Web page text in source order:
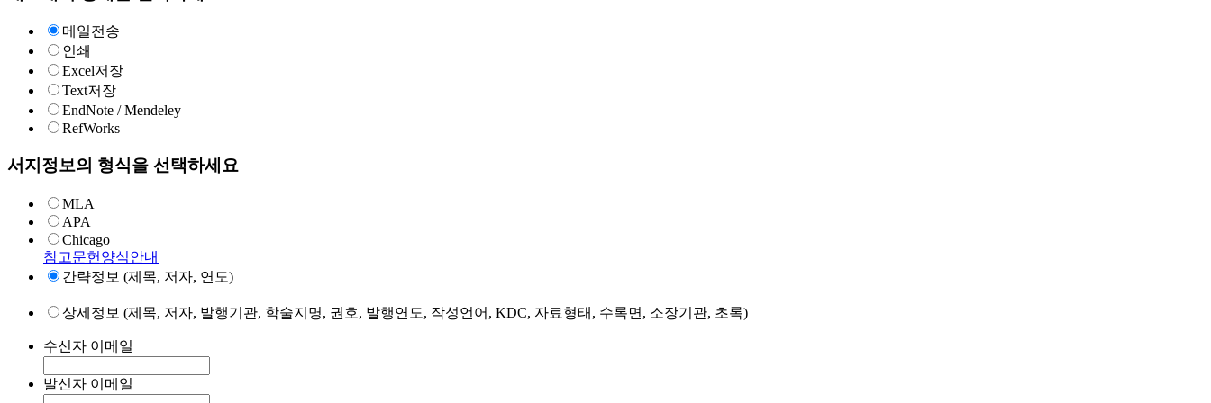
메일전송
인쇄
Excel저장
Text저장
EndNote / Mendeley
RefWorks
서지정보의 형식을 선택하세요
MLA
APA
Chicago
참고문헌양식안내
간략정보 (제목, 저자, 연도)
상세정보 (제목, 저자, 발행기관, 학술지명, 권호, 발행연도, 작성언어, KDC, 자료형태, 수록면, 소장기관, 초록)
수신자 이메일
발신자 이메일